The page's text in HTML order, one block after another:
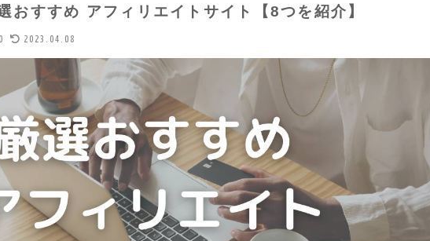
おすすめ アフィリエイトサイト【8つを紹介】
2023.04.08